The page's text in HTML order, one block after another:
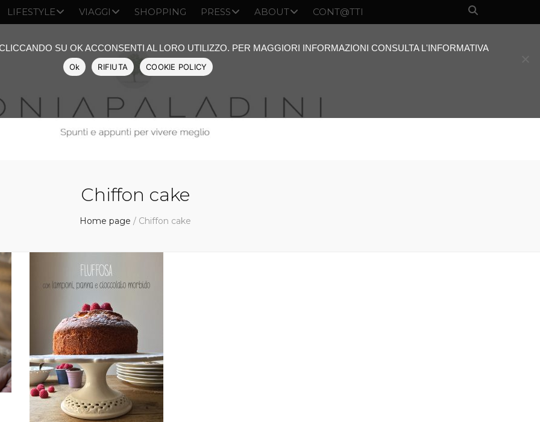
LIFESTYLE VIAGGI SHOPPING PRESS ABOUT CONT@TTI
Chiffon cake
Home page / Chiffon cake
SU OK ACCONSENTI AL LORO UTILIZZO. PER MAGGIORI INFORMAZIONI CONSULTA L'INFORMATIVA
Ok RIFIUTA COOKIE POLICY